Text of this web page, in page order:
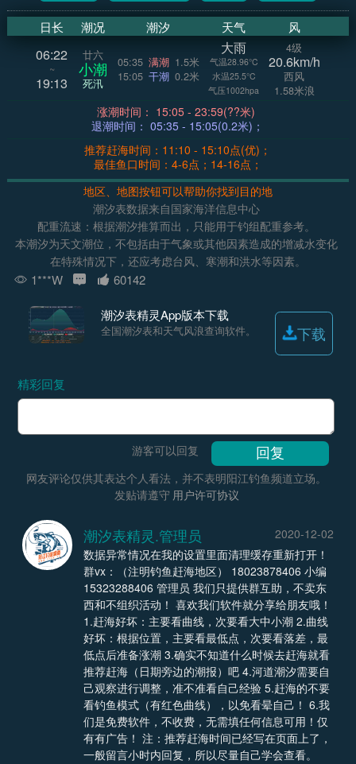
日长 潮况 潮汐 天气 风
06:22
~
19:13
廿六
小潮
死汛
05:35 满潮 1.5米
15:05 干潮 0.2米
大雨
气温28.96°C
水温25.5°C
气压1002hpa
4级
20.6km/h
西风
1.58米浪
涨潮时间： 15:05 - 23:59(??米)
退潮时间： 05:35 - 15:05(0.2米)；
推荐赶海时间：11:10 - 15:10点(优)；
最佳鱼口时间：4-6点；14-16点；
地区、地图按钮可以帮助你找到目的地
潮汐表数据来自国家海洋信息中心
配重流速：根据潮汐推算而出，只能用于钓组配重参考。
本潮汐为天文潮位，不包括由于气象或其他因素造成的增减水变化
在特殊情况下，还应考虑台风、寒潮和洪水等因素。
1***W 60142
潮汐表精灵App版本下载
全国潮汐表和天气风浪查询软件。 下载
精彩回复
游客可以回复
网友评论仅供其表达个人看法，并不表明阳江钓鱼频道立场。
发贴请遵守 用户许可协议
潮汐表精灵.管理员
2020-12-02
数据异常情况在我的设置里面清理缓存重新打开！
群vx：（注明钓鱼赶海地区） 18023878406 小编
15323288406 管理员 我们只提供群互助，不卖东
西和不组织活动！ 喜欢我们软件就分享给朋友哦！
1.赶海好坏：主要看曲线，次要看大中小潮 2.曲线
好坏：根据位置，主要看最低点，次要看落差，最
低点后准备涨潮 3.确实不知道什么时候去赶海就看
推荐赶海（日期旁边的潮报）吧 4.河道潮汐需要自
己观察进行调整，准不准看自己经验 5.赶海的不要
看钓鱼模式（有红色曲线），以免看晕自己！ 6.我
们是免费软件，不收费，无需填任何信息可用！仅
有有广告！ 注：推荐赶海时间已经写在页面上了，
一般留言小时内回复，所以尽量自己学会查看。